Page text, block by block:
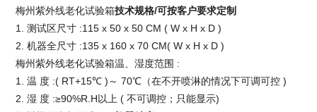
梅州紫外线老化试验箱技术规格/可按客户要求定制
1. 测试区尺寸 :115 x 50 x 50 CM ( W x H x D )
2. 机器全尺寸 :135 x 160 x 70 CM( W x H x D )
梅州紫外线老化试验箱温、湿度范围 :
1. 温 度 :( RT+15℃ )～ 70℃（在不开喷淋的情况下可调可控 )
2. 湿 度 :≥90%R.H以上 ( 不可调控；只能显示)